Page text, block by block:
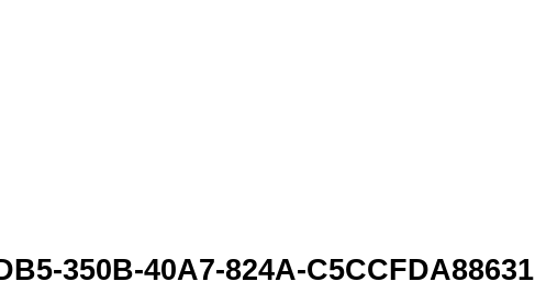
350B-40A7-824A-C5CCFDA88631